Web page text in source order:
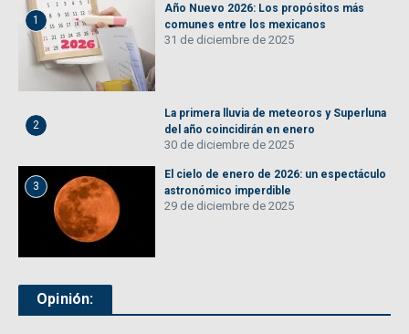
1
Año Nuevo 2026: Los propósitos más
comunes entre los mexicanos
31 de diciembre de 2025
2
La primera lluvia de meteoros y Superluna
del año coincidirán en enero
30 de diciembre de 2025
3
El cielo de enero de 2026: un espectáculo
astronómico imperdible
29 de diciembre de 2025
Opinión: